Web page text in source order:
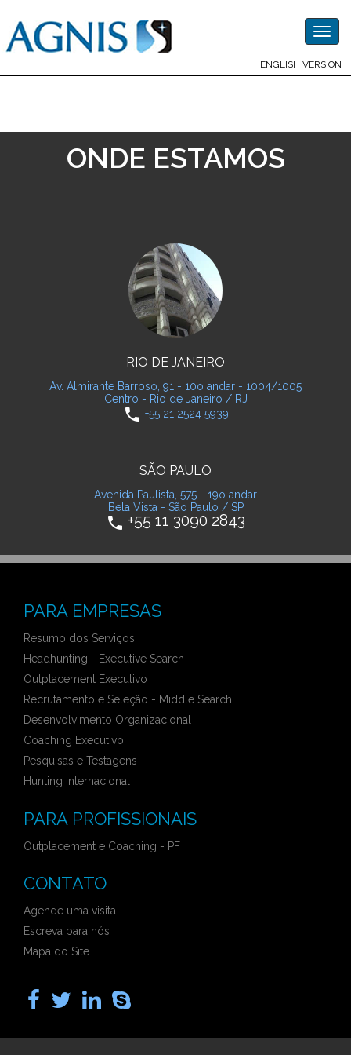
ENGLISH VERSION
ONDE ESTAMOS
RIO DE JANEIRO
Av. Almirante Barroso, 91 - 10o andar - 1004/1005
Centro - Rio de Janeiro / RJ
phone +55 21 2524 5939
SÃO PAULO
Avenida Paulista, 575 - 19o andar
Bela Vista - São Paulo / SP
phone +55 11 3090 2843
PARA EMPRESAS
Resumo dos Serviços
Headhunting - Executive Search
Outplacement Executivo
Recrutamento e Seleção - Middle Search
Desenvolvimento Organizacional
Coaching Executivo
Pesquisas e Testagens
Hunting Internacional
PARA PROFISSIONAIS
Outplacement e Coaching - PF
CONTATO
Agende uma visita
Escreva para nós
Mapa do Site